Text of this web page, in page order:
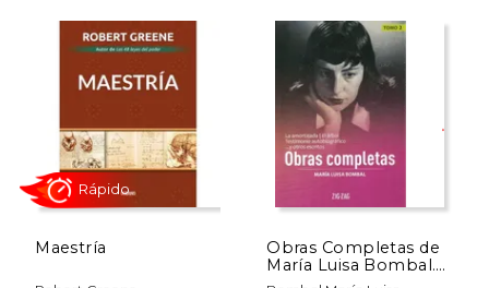
Rápido
Maestría
Obras Completas de
María Luisa Bombal.
Tomo 2